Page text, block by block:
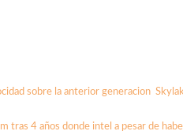
sobre la anterior generacion
tras 4 años donde intel a pesar de